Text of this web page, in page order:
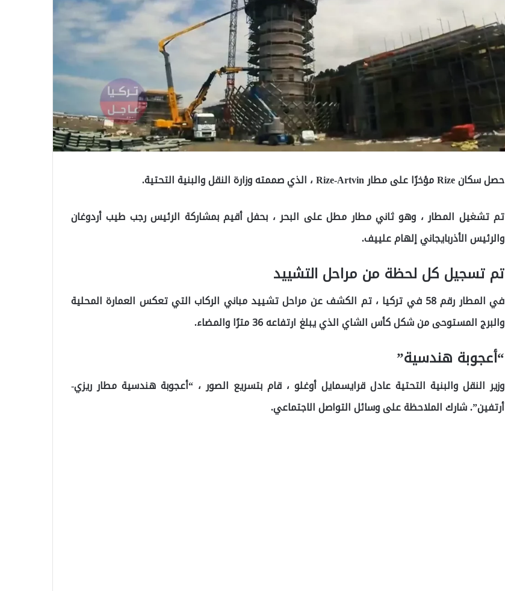
حصل سكان Rize مؤخرًا على مطار Rize-Artvin ، الذي صممته وزارة النقل والبنية التحتية.
تم تشغيل المطار ، وهو ثاني مطار مطل على البحر ، بحفل أقيم بمشاركة الرئيس رجب طيب أردوغان
والرئيس الأذربايجاني إلهام علييف.
تم تسجيل كل لحظة من مراحل التشييد
في المطار رقم 58 في تركيا ، تم الكشف عن مراحل تشييد مباني الركاب التي تعكس العمارة المحلية
والبرج المستوحى من شكل كأس الشاي الذي يبلغ ارتفاعه 36 مترًا والمضاء.
“أعجوبة هندسية”
وزير النقل والبنية التحتية عادل قرايسمايل أوغلو ، قام بتسريع الصور ، “أعجوبة هندسية مطار ريزي-
أرتفين”. شارك الملاحظة على وسائل التواصل الاجتماعي.